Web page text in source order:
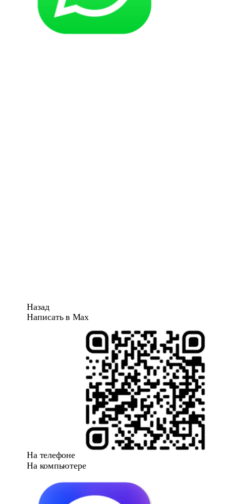
Назад
Написать в Max
На телефоне
На компьютере